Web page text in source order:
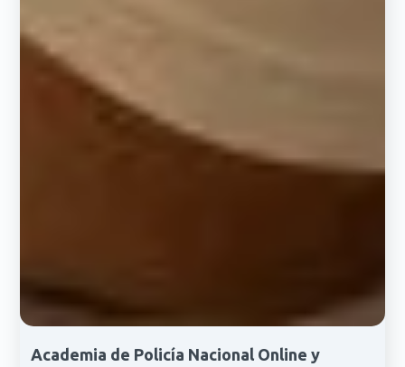
Academia de Policía Nacional Online y